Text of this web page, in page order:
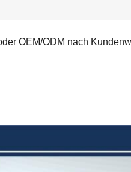
OEM/ODM nach